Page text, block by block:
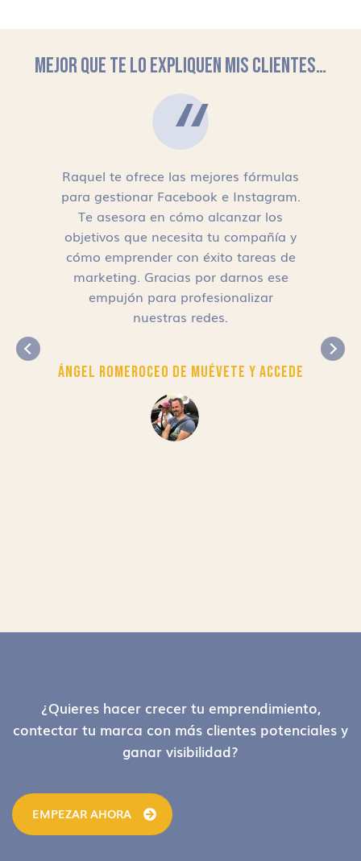
MEJOR QUE TE LO EXPLIQUEN MIS CLIENTES…
Raquel te ofrece las mejores fórmulas
para gestionar Facebook e Instagram.
Te asesora en cómo alcanzar los
objetivos que necesita tu compañía y
cómo emprender con éxito tareas de
marketing. Gracias por darnos ese
empujón para profesionalizar
nuestras redes.
Ángel RomeroCEO de Muévete y Accede
Footer¿Quieres hacer crecer tu emprendimiento,
contectar tu marca con más clientes potenciales y
ganar visibilidad?
EMPEZAR AHORA